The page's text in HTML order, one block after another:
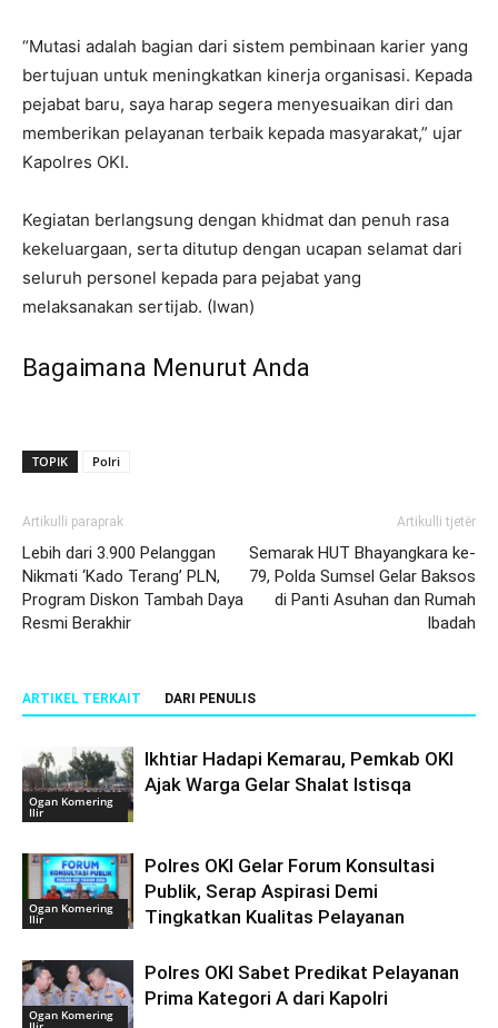
“Mutasi adalah bagian dari sistem pembinaan karier yang
bertujuan untuk meningkatkan kinerja organisasi. Kepada
pejabat baru, saya harap segera menyesuaikan diri dan
memberikan pelayanan terbaik kepada masyarakat,” ujar
Kapolres OKI.
Kegiatan berlangsung dengan khidmat dan penuh rasa
kekeluargaan, serta ditutup dengan ucapan selamat dari
seluruh personel kepada para pejabat yang
melaksanakan sertijab. (Iwan)
Bagaimana Menurut Anda
TOPIK Polri
Artikulli paraprak
Lebih dari 3.900 Pelanggan
Nikmati ‘Kado Terang’ PLN,
Program Diskon Tambah Daya
Resmi Berakhir
Artikulli tjetër
Semarak HUT Bhayangkara ke-
79, Polda Sumsel Gelar Baksos
di Panti Asuhan dan Rumah
Ibadah
ARTIKEL TERKAIT DARI PENULIS
Ogan Komering
Ilir
Ikhtiar Hadapi Kemarau, Pemkab OKI
Ajak Warga Gelar Shalat Istisqa
Ogan Komering
Ilir
Polres OKI Gelar Forum Konsultasi
Publik, Serap Aspirasi Demi
Tingkatkan Kualitas Pelayanan
Ogan Komering
Polres OKI Sabet Predikat Pelayanan
Prima Kategori A dari Kapolri